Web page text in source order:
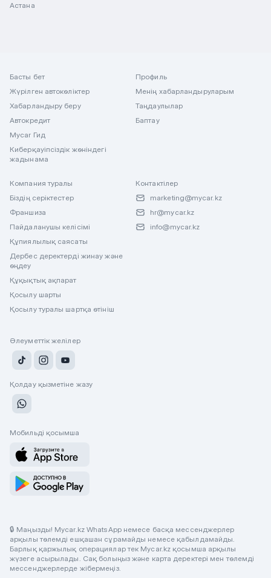
Астана
Басты бет
Жүрілген автокөліктер
Хабарландыру беру
Автокредит
Mycar Гид
Киберқауіпсіздік жөніндегі
жадынама
Профиль
Менің хабарландыруларым
Таңдаулылар
Баптау
Компания туралы
Біздің серіктестер
Франшиза
Пайдаланушы келісімі
Құпиялылық саясаты
Дербес деректерді жинау және
өңдеу
Құқықтық ақпарат
Қосылу шарты
Қосылу туралы шартқа өтініш
Контактілер
marketing@mycar.kz
hr@mycar.kz
info@mycar.kz
Әлеуметтік желілер
Қолдау қызметіне жазу
Мобильді қосымша
🔒 Маңызды! Mycar.kz WhatsApp немесе басқа мессенджерлер
арқылы төлемді ешқашан сұрамайды немесе қабылдамайды.
Барлық қаржылық операциялар тек Mycar.kz қосымша арқылы
жүзеге асырылады. Сақ болыңыз және карта деректері мен төлемді
мессенджерлерде жібермеңіз.